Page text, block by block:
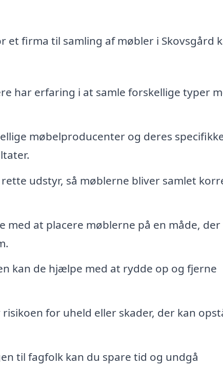
et firma til samling af møbler i Skovsgård
har erfaring i at samle forskellige typer
møbelproducenter og deres
udstyr, så møblerne bliver samlet
med at placere møblerne på en måde, der
kan de hjælpe med at rydde op og fjerne
for uheld eller skader, der kan
til fagfolk kan du spare tid og undgå